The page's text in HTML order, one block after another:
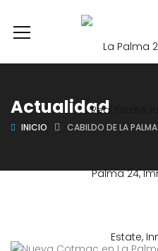
Actualidad
INICIO CABILDO DE LA PALMA